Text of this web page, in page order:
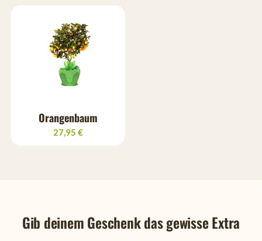
Orangenbaum
27,95 €
Gib deinem Geschenk das gewisse Extra